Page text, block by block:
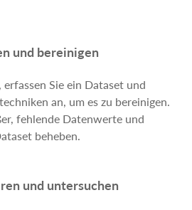
und bereinigen
Sie ein Dataset und
an, um es zu bereinigen.
fehlende Datenwerte und
beheben.
und untersuchen